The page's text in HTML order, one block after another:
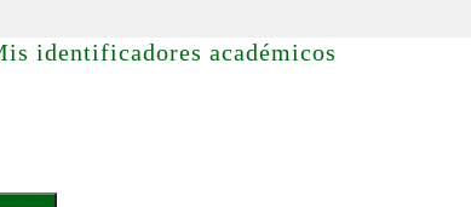
identificadores académicos